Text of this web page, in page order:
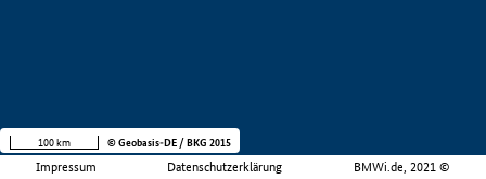
Impressum Datenschutzerklärung BMWi.de, 2021 ©
100 km © Geobasis-DE / BKG 2015